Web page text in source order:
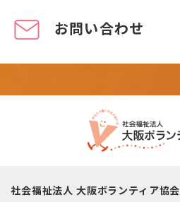
お問い合わせ
社会福祉法人 大阪ボランティア協会